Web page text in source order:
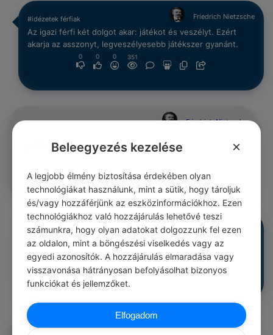
#idézetek férfiak Friedrich Nietzsche
Az igazi férfi két dolgot akar: játékot és veszélyt. Ezért
akarja az asszonyt, legveszélyesebb játékszer gyanánt.
0 0 0 351
#idézetek igazság Friedrich Nietzsche
méreggel telik.
#idézetek érzelmek Friedrich Nietzsche
Csaljanak meg inkább, mintsem hogy mindétig résen kelljen
állanom a csalókkal szemben.
351
Friedrich Nietzsche
Beleegyezés kezelése ×
A legjobb élmény biztosítása érdekében olyan
technológiákat használunk, mint a sütik, hogy tároljuk
és/vagy hozzáférjünk az eszközinformációkhoz. Ezen
technológiákhoz való hozzájárulás lehetővé teszi
számunkra, hogy olyan adatokat dolgozzunk fel ezen
az oldalon, mint a böngészési viselkedés vagy az
egyedi azonosítók. A hozzájárulás elmaradása vagy
visszavonása hátrányosan befolyásolhat bizonyos
funkciókat és jellemzőket.
Elfogadom